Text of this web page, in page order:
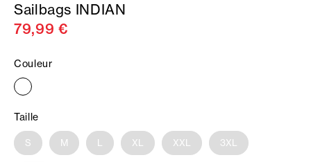
Sailbags INDIAN
79,99 €
Couleur
Taille
S M L XL XXL 3XL